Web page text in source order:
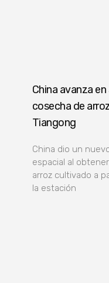
China avanza
cosecha de
Tiangong
China dio un
espacial al
arroz cultivado a
la estación